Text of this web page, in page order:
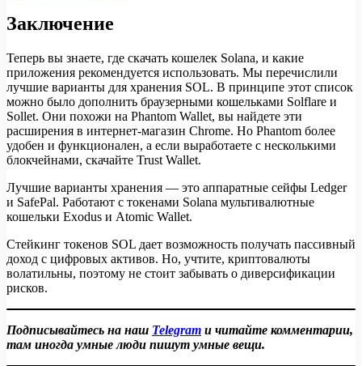
Заключение
Теперь вы знаете, где скачать кошелек Solana, и какие
приложения рекомендуется использовать. Мы перечислили
лучшие варианты для хранения SOL. В принципе этот список
можно было дополнить браузерными кошельками Solflare и
Sollet. Они похожи на Phantom Wallet, вы найдете эти
расширения в интернет-магазин Chrome. Но Phantom более
удобен и функционален, а если выработаете с несколькими
блокчейнами, скачайте Trust Wallet.
Лучшие варианты хранения — это аппаратные сейфы Ledger
и SafePal. Работают с токенами Solana мультивалютные
кошельки Exodus и Atomic Wallet.
Стейкинг токенов SOL дает возможность получать пассивный
доход с цифровых активов. Но, учтите, криптовалюты
волатильны, поэтому не стоит забывать о диверсификации
рисков.
Подписывайтесь на наш Telegram и читайте комментарии,
там иногда умные люди пишут умные вещи.